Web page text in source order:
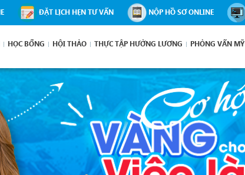
ĐẶT LỊCH HẸN TƯ VẤN NỘP HỒ SƠ ONLINE
HỌC BỔNG HỘI THẢO THỰC TẬP HƯỞNG LƯƠNG PHỎNG VẤN MỸ